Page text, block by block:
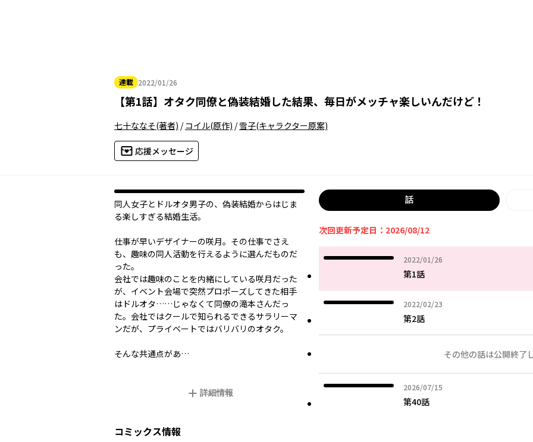
連載 2022/01/26
2022年01月26日
【第1話】 オタク同僚と偽装結婚した結果、毎日がメッチャ楽しいんだけど！
七十ななそ(著者) /コイル(原作) /雪子(キャラクター原案)
応援メッセージ
同人女子とドルオタ男子の、偽装結婚からはじま
る楽しすぎる結婚生活。
仕事が早いデザイナーの咲月。その仕事でさえ
も、趣味の同人活動を行えるように選んだものだ
った。
会社では趣味のことを内緒にしている咲月だった
が、イベント会場で突然プロポーズしてきた相手
はドルオタ……じゃなくて同僚の滝本さんだっ
た。会社ではクールで知られるできるサラリーマ
ンだが、プライベートではバリバリのオタク。
そんな共通点があ…
詳細情報
コミックス情報
話
次回更新予定日：2026/08/12
2022/01/26
2022年01月26日
第1話
2022/02/23
2022年02月23日
第2話
その他の話は公開終了
2026/07/15
2026年07月15日
第40話